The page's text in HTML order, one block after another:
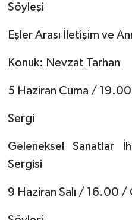
Söyleşi
Eşler Arası İletişim ve
Konuk: Nevzat Tarhan
5 Haziran Cuma /
Sergi
Geleneksel Sanatlar
Sergisi
9 Haziran Salı / 16.00 /